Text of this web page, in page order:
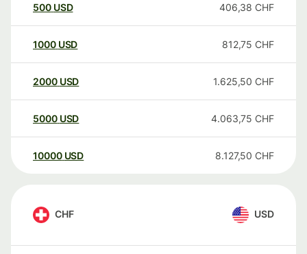
500 USD 406,38 CHF
1000 USD 812,75 CHF
2000 USD 1.625,50 CHF
5000 USD 4.063,75 CHF
10000 USD 8.127,50 CHF
CHF USD